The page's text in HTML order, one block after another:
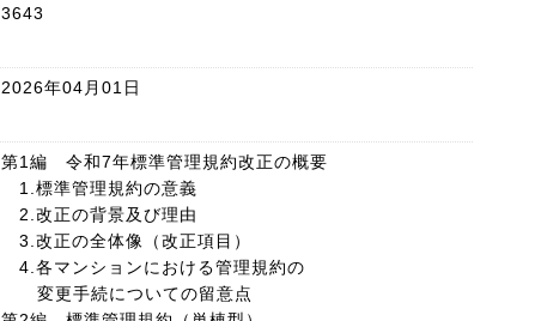
3643
2026年04月01日
第1編 令和7年標準管理規約改正の概要
1.標準管理規約の意義
2.改正の背景及び理由
3.改正の全体像（改正項目）
4.各マンションにおける管理規約の
変更手続についての留意点